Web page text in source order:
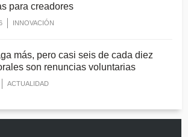
para creadores
INNOVACIÓN
más, pero casi seis de cada diez
son renuncias voluntarias
ACTUALIDAD